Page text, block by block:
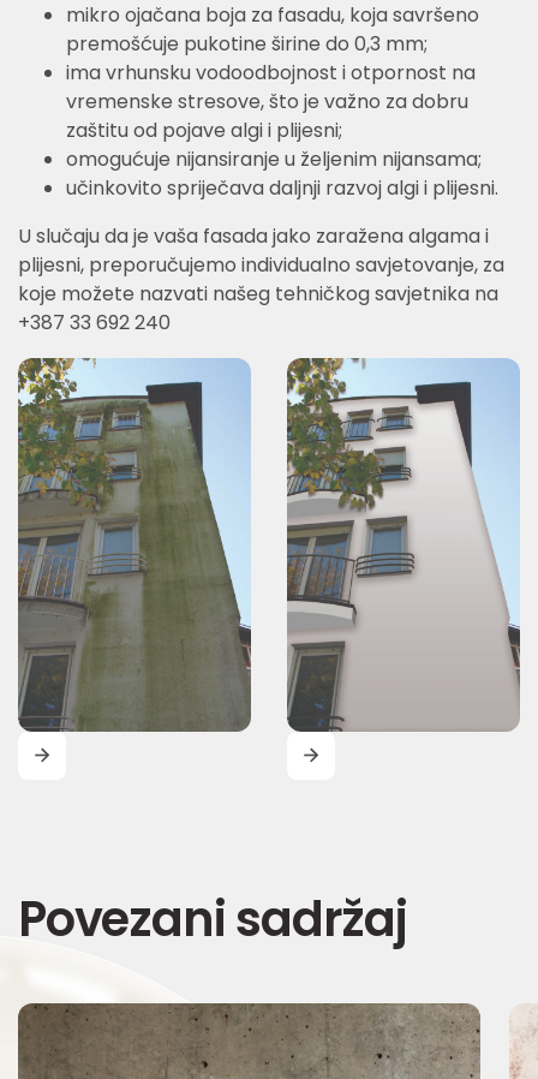
mikro ojačana boja za fasadu, koja savršeno
premošćuje pukotine širine do 0,3 mm;
ima vrhunsku vodoodbojnost i otpornost na
vremenske stresove, što je važno za dobru
zaštitu od pojave algi i plijesni;
omogućuje nijansiranje u željenim nijansama;
učinkovito spriječava daljnji razvoj algi i plijesni.
U slučaju da je vaša fasada jako zaražena algama i
plijesni, preporučujemo individualno savjetovanje, za
koje možete nazvati našeg tehničkog savjetnika na
+387 33 692 240
Povezani sadržaj